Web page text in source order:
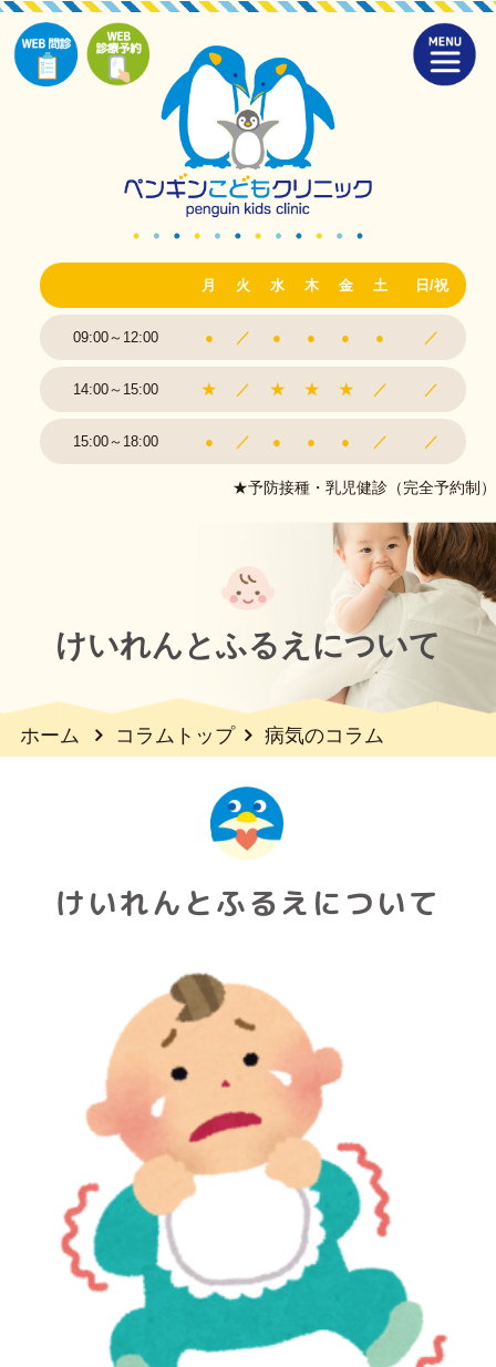
月 火 水 木 金 土 日/祝
09:00～12:00 ● ／ ● ● ● ● ／
14:00～15:00 ★ ／ ★ ★ ★ ／ ／
15:00～18:00 ● ／ ● ● ● ／ ／
★予防接種・乳児健診（完全予約制）
けいれんとふるえについて
ホーム コラムトップ 病気のコラム
けいれんとふるえについて